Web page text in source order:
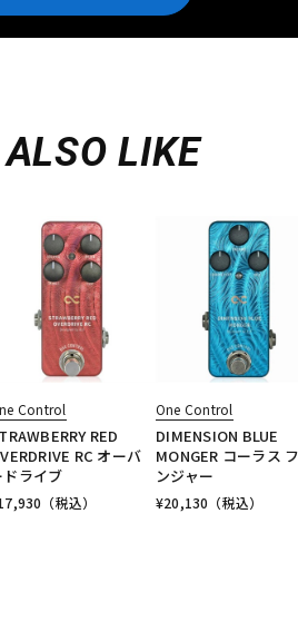
LIKE
Control
RED
RC オーバ
ドライブ
（税込）
One Control
DIMENSION BLUE
MONGER コーラス
ンジャー
¥20,130 （税込）